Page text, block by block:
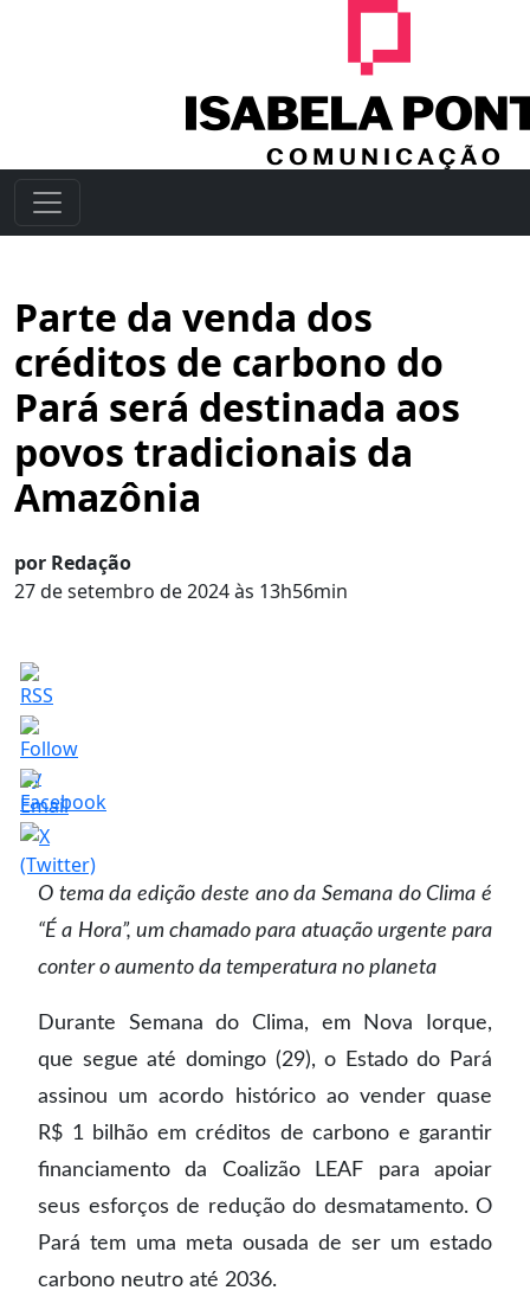
Parte da venda dos
créditos de carbono do
Pará será destinada aos
povos tradicionais da
Amazônia
por Redação
27 de setembro de 2024 às 13h56min
O tema da edição deste ano da Semana do Clima é
“É a Hora”, um chamado para atuação urgente para
conter o aumento da temperatura no planeta
Durante Semana do Clima, em Nova Iorque,
que segue até domingo (29), o Estado do Pará
assinou um acordo histórico ao vender quase
R$ 1 bilhão em créditos de carbono e garantir
financiamento da Coalizão LEAF para apoiar
seus esforços de redução do desmatamento. O
Pará tem uma meta ousada de ser um estado
carbono neutro até 2036.